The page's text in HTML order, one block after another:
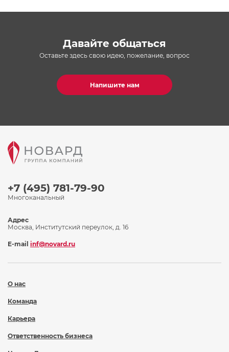
Давайте общаться
Оставьте здесь свою идею, пожелание, вопрос
Напишите нам
+7 (495) 781-79-90
Многоканальный
О нас
Команда
Карьера
Ответственность бизнеса
Адрес
Москва, Институтский переулок, д. 16
E-mail inf@novard.ru